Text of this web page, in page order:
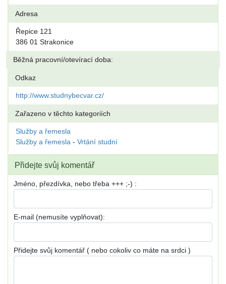
Adresa
Řepice 121
386 01 Strakonice
Běžná pracovní/otevírací doba:
Odkaz
http://www.studnybecvar.cz/
Zařazeno v těchto kategoriích
Služby a řemesla
Služby a řemesla - Vrtání studní
Přidejte svůj komentář
Jméno, přezdívka, nebo třeba +++ ;-) :
E-mail (nemusíte vyplňovat):
Přidejte svůj komentář ( nebo cokoliv co máte na srdci )